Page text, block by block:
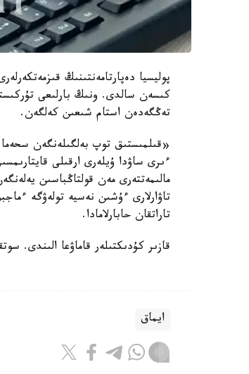
تەڭگەدەن استام شىعىن كەلگەن.
«قىلمىستىق توپ بەلگىلەنگەن
ءىرى ساۋدا ۇيلەرى ارقىلى
مالىمەتتەرى مەن قولتاڭباسىن
تاۋارلارى ءۇشىن نەسيە تولەۋگە
تاراتقان حابارلامادا.
قازىر كۇدىكتىلەر قاماۋعا الىندى.
ايماق